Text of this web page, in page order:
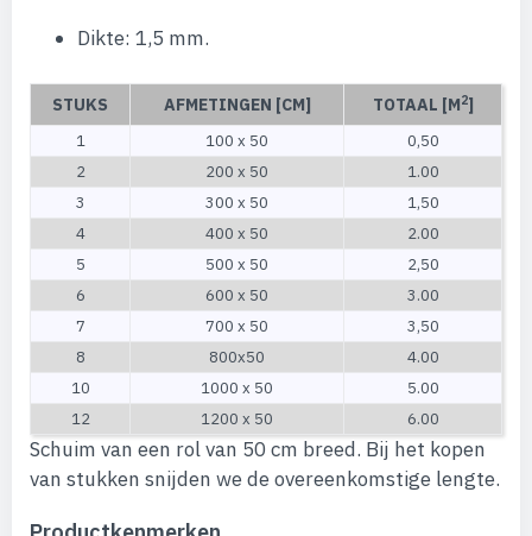
Dikte: 1,5 mm.
STUKS AFMETINGEN [CM] TOTAAL [M2]
1 100 x 50
0,50
2
200 x 50
1.00
3
300 x 50
1,50
4
400 x 50
2.00
5
500 x 50
2,50
6
600 x 50
3.00
7
700 x 50
3,50
8
800x50
4.00
10
1000 x 50
5.00
12
1200 x 50 6.00
Schuim van een rol van 50 cm breed. Bij het kopen
van stukken snijden we de overeenkomstige lengte.